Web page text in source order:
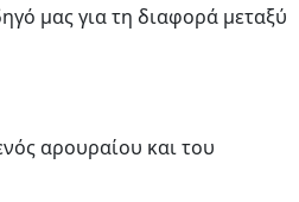
μας για τη διαφορά μεταξύ
αρουραίου και του